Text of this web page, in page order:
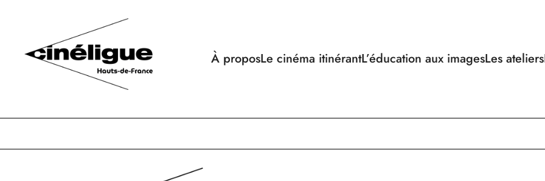
À proposLe cinéma itinérantL’éducation aux imagesLes ateliers